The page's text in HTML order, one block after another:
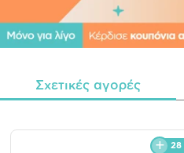
Σχετικές αγορές
28